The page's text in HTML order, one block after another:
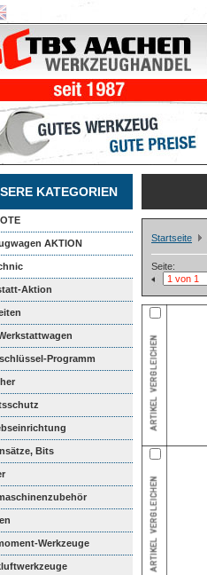
KATEGORIEN
AKTION
Aktion
Programm
Bits
Werkzeuge
Startseite
Seite: